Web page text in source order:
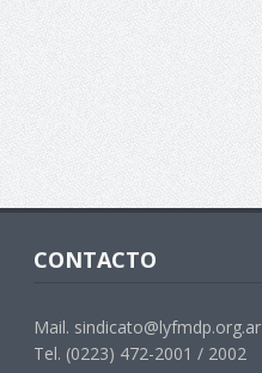
CONTACTO
Mail. sindicato@lyfmdp.org.ar
Tel. (0223) 472-2001 / 2002